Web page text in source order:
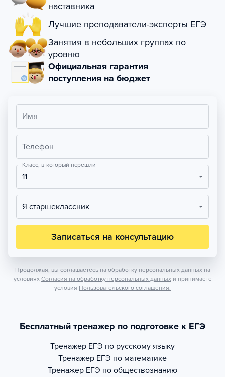
наставника
Лучшие преподаватели-эксперты ЕГЭ
Занятия в небольших группах по
уровню
Официальная гарантия
поступления на бюджет
Имя
Телефон
Класс, в который перешли
11
Я старшеклассник
Записаться на консультацию
Продолжая, вы соглашаетесь на обработку персональных данных на
условиях Согласия на обработку персональных данных и принимаете
условия Пользовательского соглашения.
Бесплатный тренажер по подготовке к ЕГЭ
Тренажер ЕГЭ по русскому языку
Тренажер ЕГЭ по математике
Тренажер ЕГЭ по обществознанию